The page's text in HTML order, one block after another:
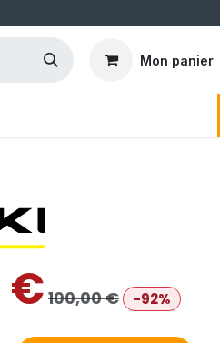
Mon panier
€ 100,00€ -92%